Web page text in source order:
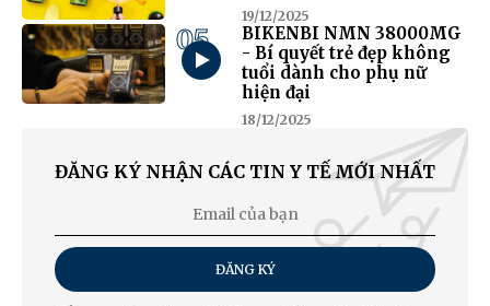
19/12/2025
05
BIKENBI NMN 38000MG
- Bí quyết trẻ đẹp không
tuổi dành cho phụ nữ
hiện đại
18/12/2025
ĐĂNG KÝ NHẬN CÁC TIN Y TẾ MỚI NHẤT
ĐĂNG KÝ